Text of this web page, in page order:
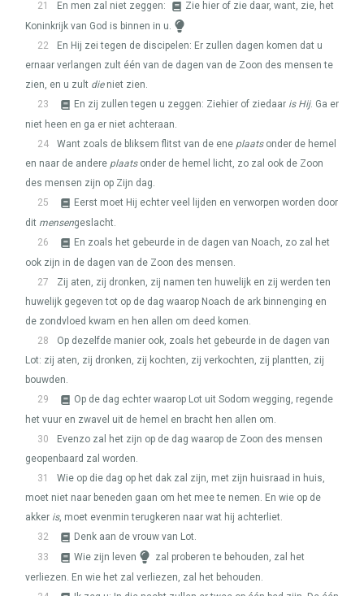
21
En men zal niet zeggen:
Zie hier of zie daar, want, zie, het
Koninkrijk van God is binnen in u.
22
En Hij zei tegen de discipelen: Er zullen dagen komen dat u
ernaar verlangen zult één van de dagen van de Zoon des mensen te
zien, en u zult dieniet zien.
23
En zij zullen tegen u zeggen: Ziehier of ziedaar is Hij. Ga er
niet heen en ga er niet achteraan.
24
Want zoals de bliksem flitst van de ene plaatsonder de hemel
en naar de andere plaatsonder de hemel licht, zo zal ook de Zoon
des mensen zijn op Zijn dag.
25
Eerst moet Hij echter veel lijden en verworpen worden door
dit mensengeslacht.
26
En zoals het gebeurde in de dagen van Noach, zo zal het
ook zijn in de dagen van de Zoon des mensen.
27
Zij aten, zij dronken, zij namen ten huwelijk en zij werden ten
huwelijk gegeven tot op de dag waarop Noach de ark binnenging en
de zondvloed kwam en hen allen om deed komen.
28
Op dezelfde manier ook, zoals het gebeurde in de dagen van
Lot: zij aten, zij dronken, zij kochten, zij verkochten, zij plantten, zij
bouwden.
29
Op de dag echter waarop Lot uit Sodom wegging, regende
het vuur en zwavel uit de hemel en bracht hen allen om.
30
Evenzo zal het zijn op de dag waarop de Zoon des mensen
geopenbaard zal worden.
31
Wie op die dag op het dak zal zijn, met zijn huisraad in huis,
moet niet naar beneden gaan om het mee te nemen. En wie op de
akker is, moet evenmin terugkeren naar wat hij achterliet.
32
Denk aan de vrouw van Lot.
33
Wie zijn leven
zal proberen te behouden, zal het
verliezen. En wie het zal verliezen, zal het behouden.